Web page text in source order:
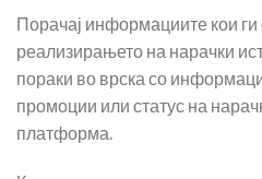
Порачај информациите кои ги
реализирањето на нарачки
пораки во врска со
промоции или статус на
платформа.